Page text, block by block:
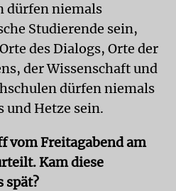
dürfen niemals
Studierende sein,
des Dialogs, Orte der
der Wissenschaft und
dürfen niemals
und Hetze sein.
vom Freitagabend am
Kam diese
spät?